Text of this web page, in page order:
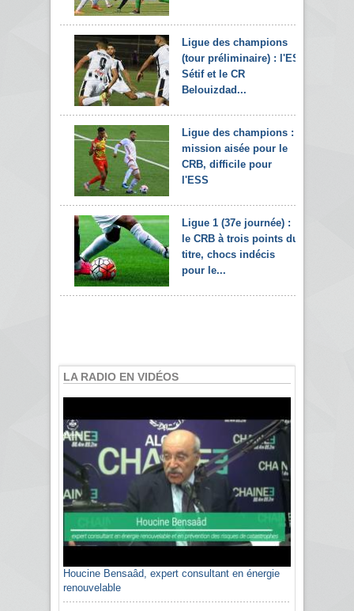
Ligue des champions
(tour préliminaire) : l'ES
Sétif et le CR
Belouizdad...
Ligue des champions :
mission aisée pour le
CRB, difficile pour
l'ESS
Ligue 1 (37e journée) :
le CRB à trois points du
titre, chocs indécis
pour le...
LA RADIO EN VIDÉOS
Houcine Bensaâd, expert consultant en énergie
renouvelable